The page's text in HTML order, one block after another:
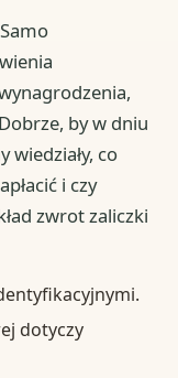
by w dniu
wiedziały, co
i czy
zwrot zaliczki
dotyczy